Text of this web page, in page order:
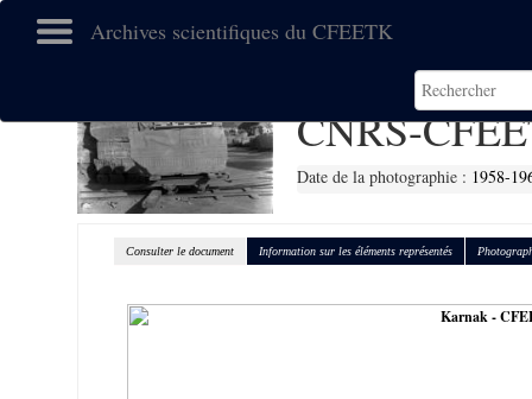
Archives scientifiques du CFEETK
CNRS-
Date de la photographie : 1958-
Consulter le document Information sur les éléments représentés